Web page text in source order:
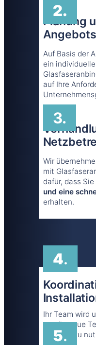
2.
Planung
Auf Basis der
ein
auf Ihre
3.
Wir
mit
dafür, dass Sie
und eine
erhalten.
4.
Ihr Team wird
um die neue
effizient zu
5.